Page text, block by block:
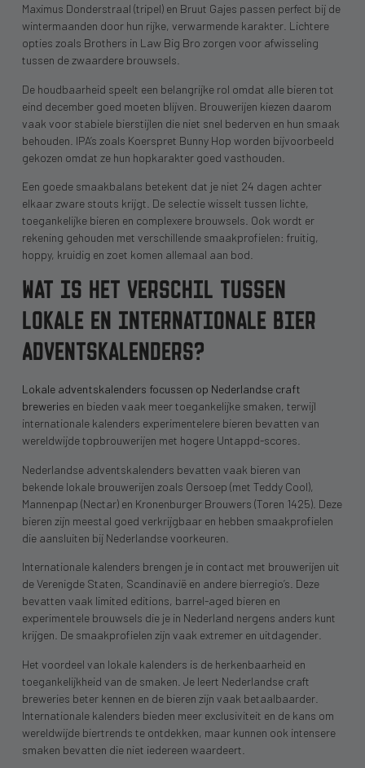
Maximus Donderstraal (tripel) en Bruut Gajes passen perfect bij de
wintermaanden door hun rijke, verwarmende karakter. Lichtere
opties zoals Brothers in Law Big Bro zorgen voor afwisseling
tussen de zwaardere brouwsels.
De houdbaarheid speelt een belangrijke rol omdat alle bieren tot
eind december goed moeten blijven. Brouwerijen kiezen daarom
vaak voor stabiele bierstijlen die niet snel bederven en hun smaak
behouden. IPA’s zoals Koerspret Bunny Hop worden bijvoorbeeld
gekozen omdat ze hun hopkarakter goed vasthouden.
Een goede smaakbalans betekent dat je niet 24 dagen achter
elkaar zware stouts krijgt. De selectie wisselt tussen lichte,
toegankelijke bieren en complexere brouwsels. Ook wordt er
rekening gehouden met verschillende smaakprofielen: fruitig,
hoppy, kruidig en zoet komen allemaal aan bod.
WAT IS HET VERSCHIL TUSSEN
LOKALE EN INTERNATIONALE BIER
ADVENTSKALENDERS?
Lokale adventskalenders focussen op Nederlandse craft
breweries en bieden vaak meer toegankelijke smaken, terwijl
internationale kalenders experimentelere bieren bevatten van
wereldwijde topbrouwerijen met hogere Untappd-scores.
Nederlandse adventskalenders bevatten vaak bieren van
bekende lokale brouwerijen zoals Oersoep (met Teddy Cool),
Mannenpap (Nectar) en Kronenburger Brouwers (Toren 1425). Deze
bieren zijn meestal goed verkrijgbaar en hebben smaakprofielen
die aansluiten bij Nederlandse voorkeuren.
Internationale kalenders brengen je in contact met brouwerijen uit
de Verenigde Staten, Scandinavië en andere bierregio’s. Deze
bevatten vaak limited editions, barrel-aged bieren en
experimentele brouwsels die je in Nederland nergens anders kunt
krijgen. De smaakprofielen zijn vaak extremer en uitdagender.
Het voordeel van lokale kalenders is de herkenbaarheid en
toegankelijkheid van de smaken. Je leert Nederlandse craft
breweries beter kennen en de bieren zijn vaak betaalbaarder.
Internationale kalenders bieden meer exclusiviteit en de kans om
wereldwijde biertrends te ontdekken, maar kunnen ook intensere
smaken bevatten die niet iedereen waardeert.